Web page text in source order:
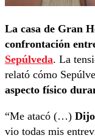
La casa de Gran
confrontación
Sepúlveda. La
relató cómo
aspecto físico
“Me atacó (…)
vio todas mis